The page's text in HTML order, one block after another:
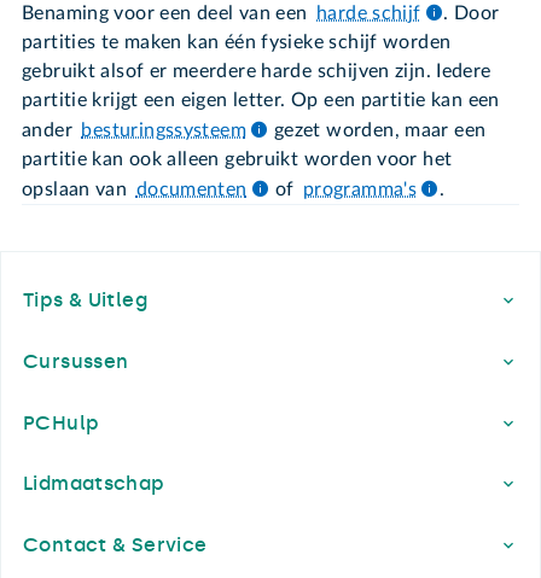
Benaming voor een deel van een harde schijf
. Door
partities te maken kan één fysieke schijf worden
gebruikt alsof er meerdere harde schijven zijn. Iedere
partitie krijgt een eigen letter. Op een partitie kan een
ander besturingssysteem
gezet worden, maar een
partitie kan ook alleen gebruikt worden voor het
opslaan van documenten of programma's .
Tips & Uitleg
Cursussen
PCHulp
Lidmaatschap
Contact & Service